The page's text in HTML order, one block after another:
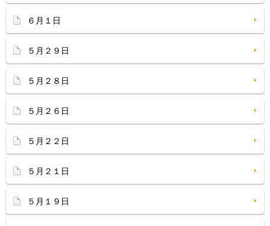
６月１日
５月２９日
５月２８日
５月２６日
５月２２日
５月２１日
５月１９日